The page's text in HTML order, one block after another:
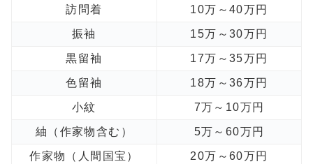
訪問着 10万～40万円
振袖 15万～30万円
黒留袖 17万～35万円
色留袖 18万～36万円
小紋 7万～10万円
紬（作家物含む） 5万～60万円
作家物（人間国宝） 20万～60万円